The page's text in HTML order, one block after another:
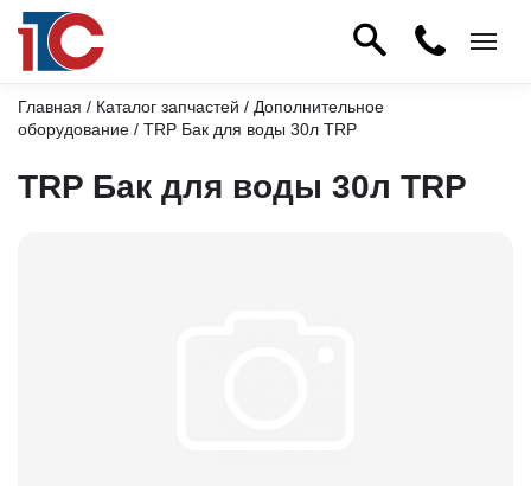
Главная / Каталог запчастей / Дополнительное
оборудование / TRP Бак для воды 30л TRP
TRP Бак для воды 30л TRP